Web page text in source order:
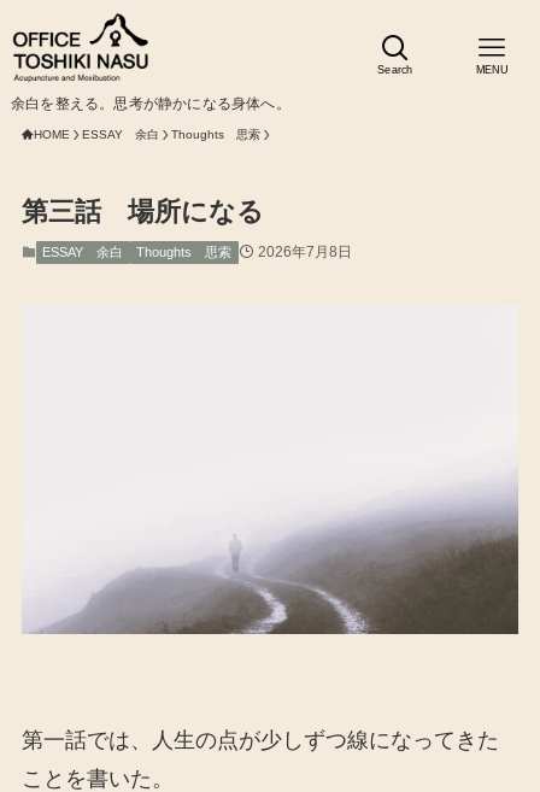
余白を整える。思考が静かになる身体へ。
Search MENU
HOME ESSAY 余白 Thoughts 思索
第三話 場所になる
ESSAY 余白 Thoughts 思索 2026年7月8日
第一話では、人生の点が少しずつ線になってきた
ことを書いた。